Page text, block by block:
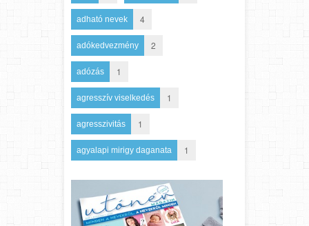
adható nevek 4
adókedvezmény 2
adózás 1
agresszív viselkedés 1
agresszivitás 1
agyalapi mirigy daganata 1